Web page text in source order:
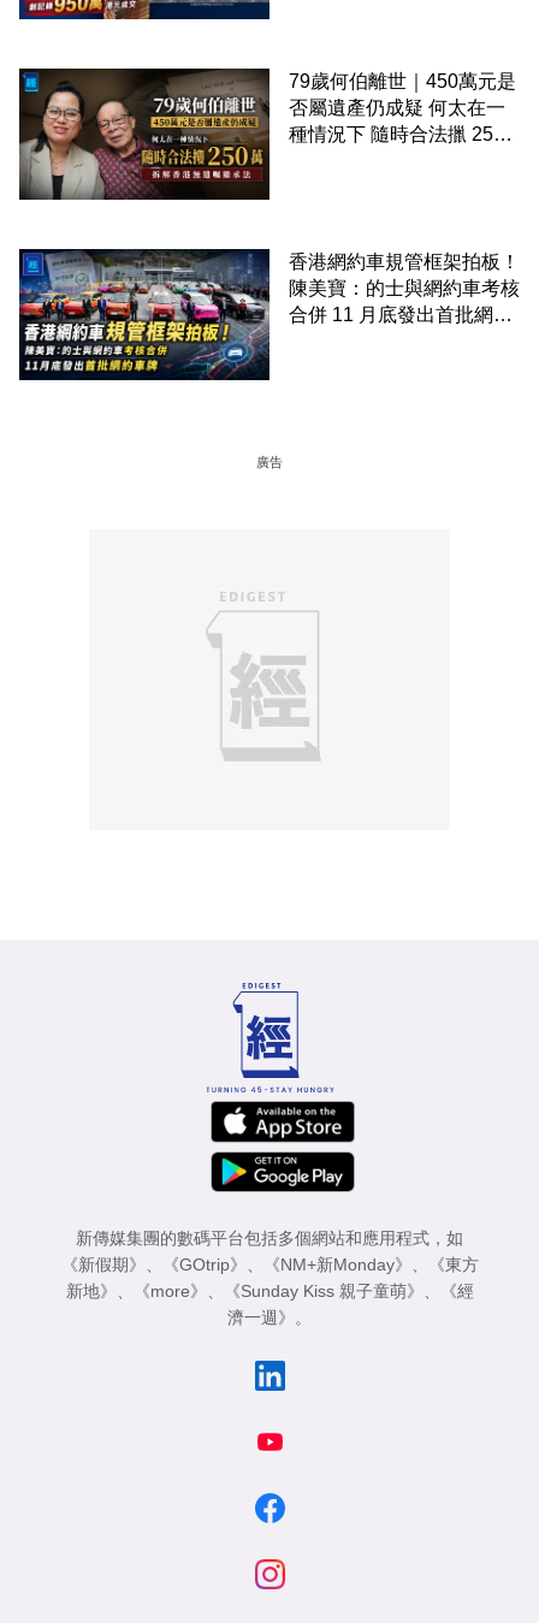
79歲何伯離世｜450萬元是
否屬遺產仍成疑 何太在一
種情況下 隨時合法擸 250
香港網約車規管框架拍板！
陳美寶：的士與網約車考核
合併 11 月底發出首批網約
廣告
新傳媒集團的數碼平台包括多個網站和應用程式，如
《新假期》
《GOtrip》 《NM+新Monday》
《東方
新地》
《more》 《Sunday Kiss 親子童萌》
《經
濟一週》
。